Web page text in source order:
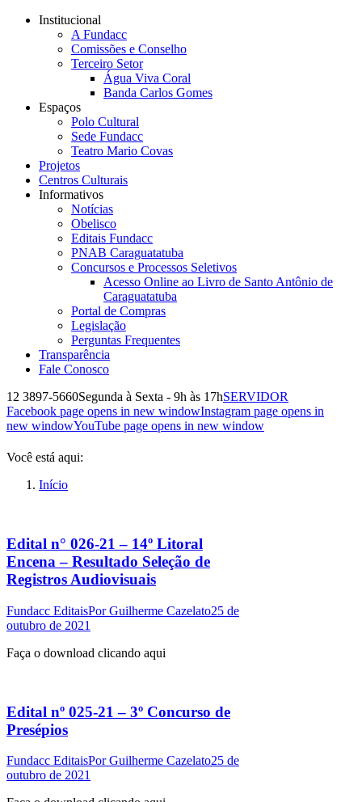
Institucional
A Fundacc
Comissões e Conselho
Terceiro Setor
Água Viva Coral
Banda Carlos Gomes
Espaços
Polo Cultural
Sede Fundacc
Teatro Mario Covas
Projetos
Centros Culturais
Informativos
Notícias
Obelisco
Editais Fundacc
PNAB Caraguatatuba
Concursos e Processos Seletivos
Acesso Online ao Livro de Santo Antônio de
Caraguatatuba
Portal de Compras
Legislação
Perguntas Frequentes
Transparência
Fale Conosco
12 3897-5660Segunda à Sexta - 9h às 17hSERVIDOR
Facebook page opens in new windowInstagram page opens in
new windowYouTube page opens in new window
Você está aqui:
Início
Edital n° 026-21 – 14º Litoral
Encena – Resultado Seleção de
Registros Audiovisuais
Fundacc EditaisPorGuilherme Cazelato25 de
outubro de 2021
Faça o download clicando aqui
Edital nº 025-21 – 3º Concurso de
Presépios
Fundacc EditaisPorGuilherme Cazelato25 de
outubro de 2021